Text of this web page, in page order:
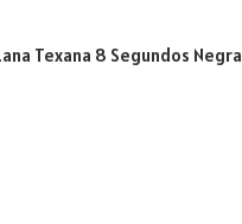
Texana 8 Segundos Negra